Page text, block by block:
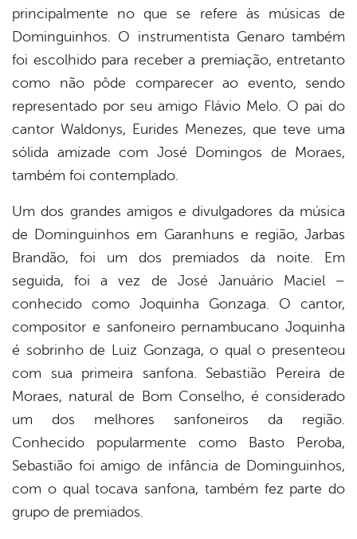
principalmente no que se refere às músicas de
Dominguinhos. O instrumentista Genaro também
foi escolhido para receber a premiação, entretanto
como não pôde comparecer ao evento, sendo
representado por seu amigo Flávio Melo. O pai do
cantor Waldonys, Eurides Menezes, que teve uma
sólida amizade com José Domingos de Moraes,
também foi contemplado.
Um dos grandes amigos e divulgadores da música
de Dominguinhos em Garanhuns e região, Jarbas
Brandão, foi um dos premiados da noite. Em
seguida, foi a vez de José Januário Maciel –
conhecido como Joquinha Gonzaga. O cantor,
compositor e sanfoneiro pernambucano Joquinha
é sobrinho de Luiz Gonzaga, o qual o presenteou
com sua primeira sanfona. Sebastião Pereira de
Moraes, natural de Bom Conselho, é considerado
um dos melhores sanfoneiros da região.
Conhecido popularmente como Basto Peroba,
Sebastião foi amigo de infância de Dominguinhos,
com o qual tocava sanfona, também fez parte do
grupo de premiados.